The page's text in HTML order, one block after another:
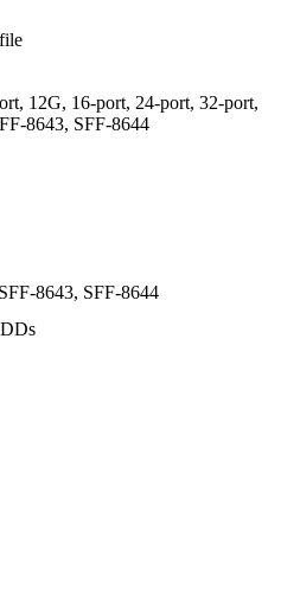
12G, 16-port, 24-port, 32-port,
8643, SFF-8644
8643, SFF-8644